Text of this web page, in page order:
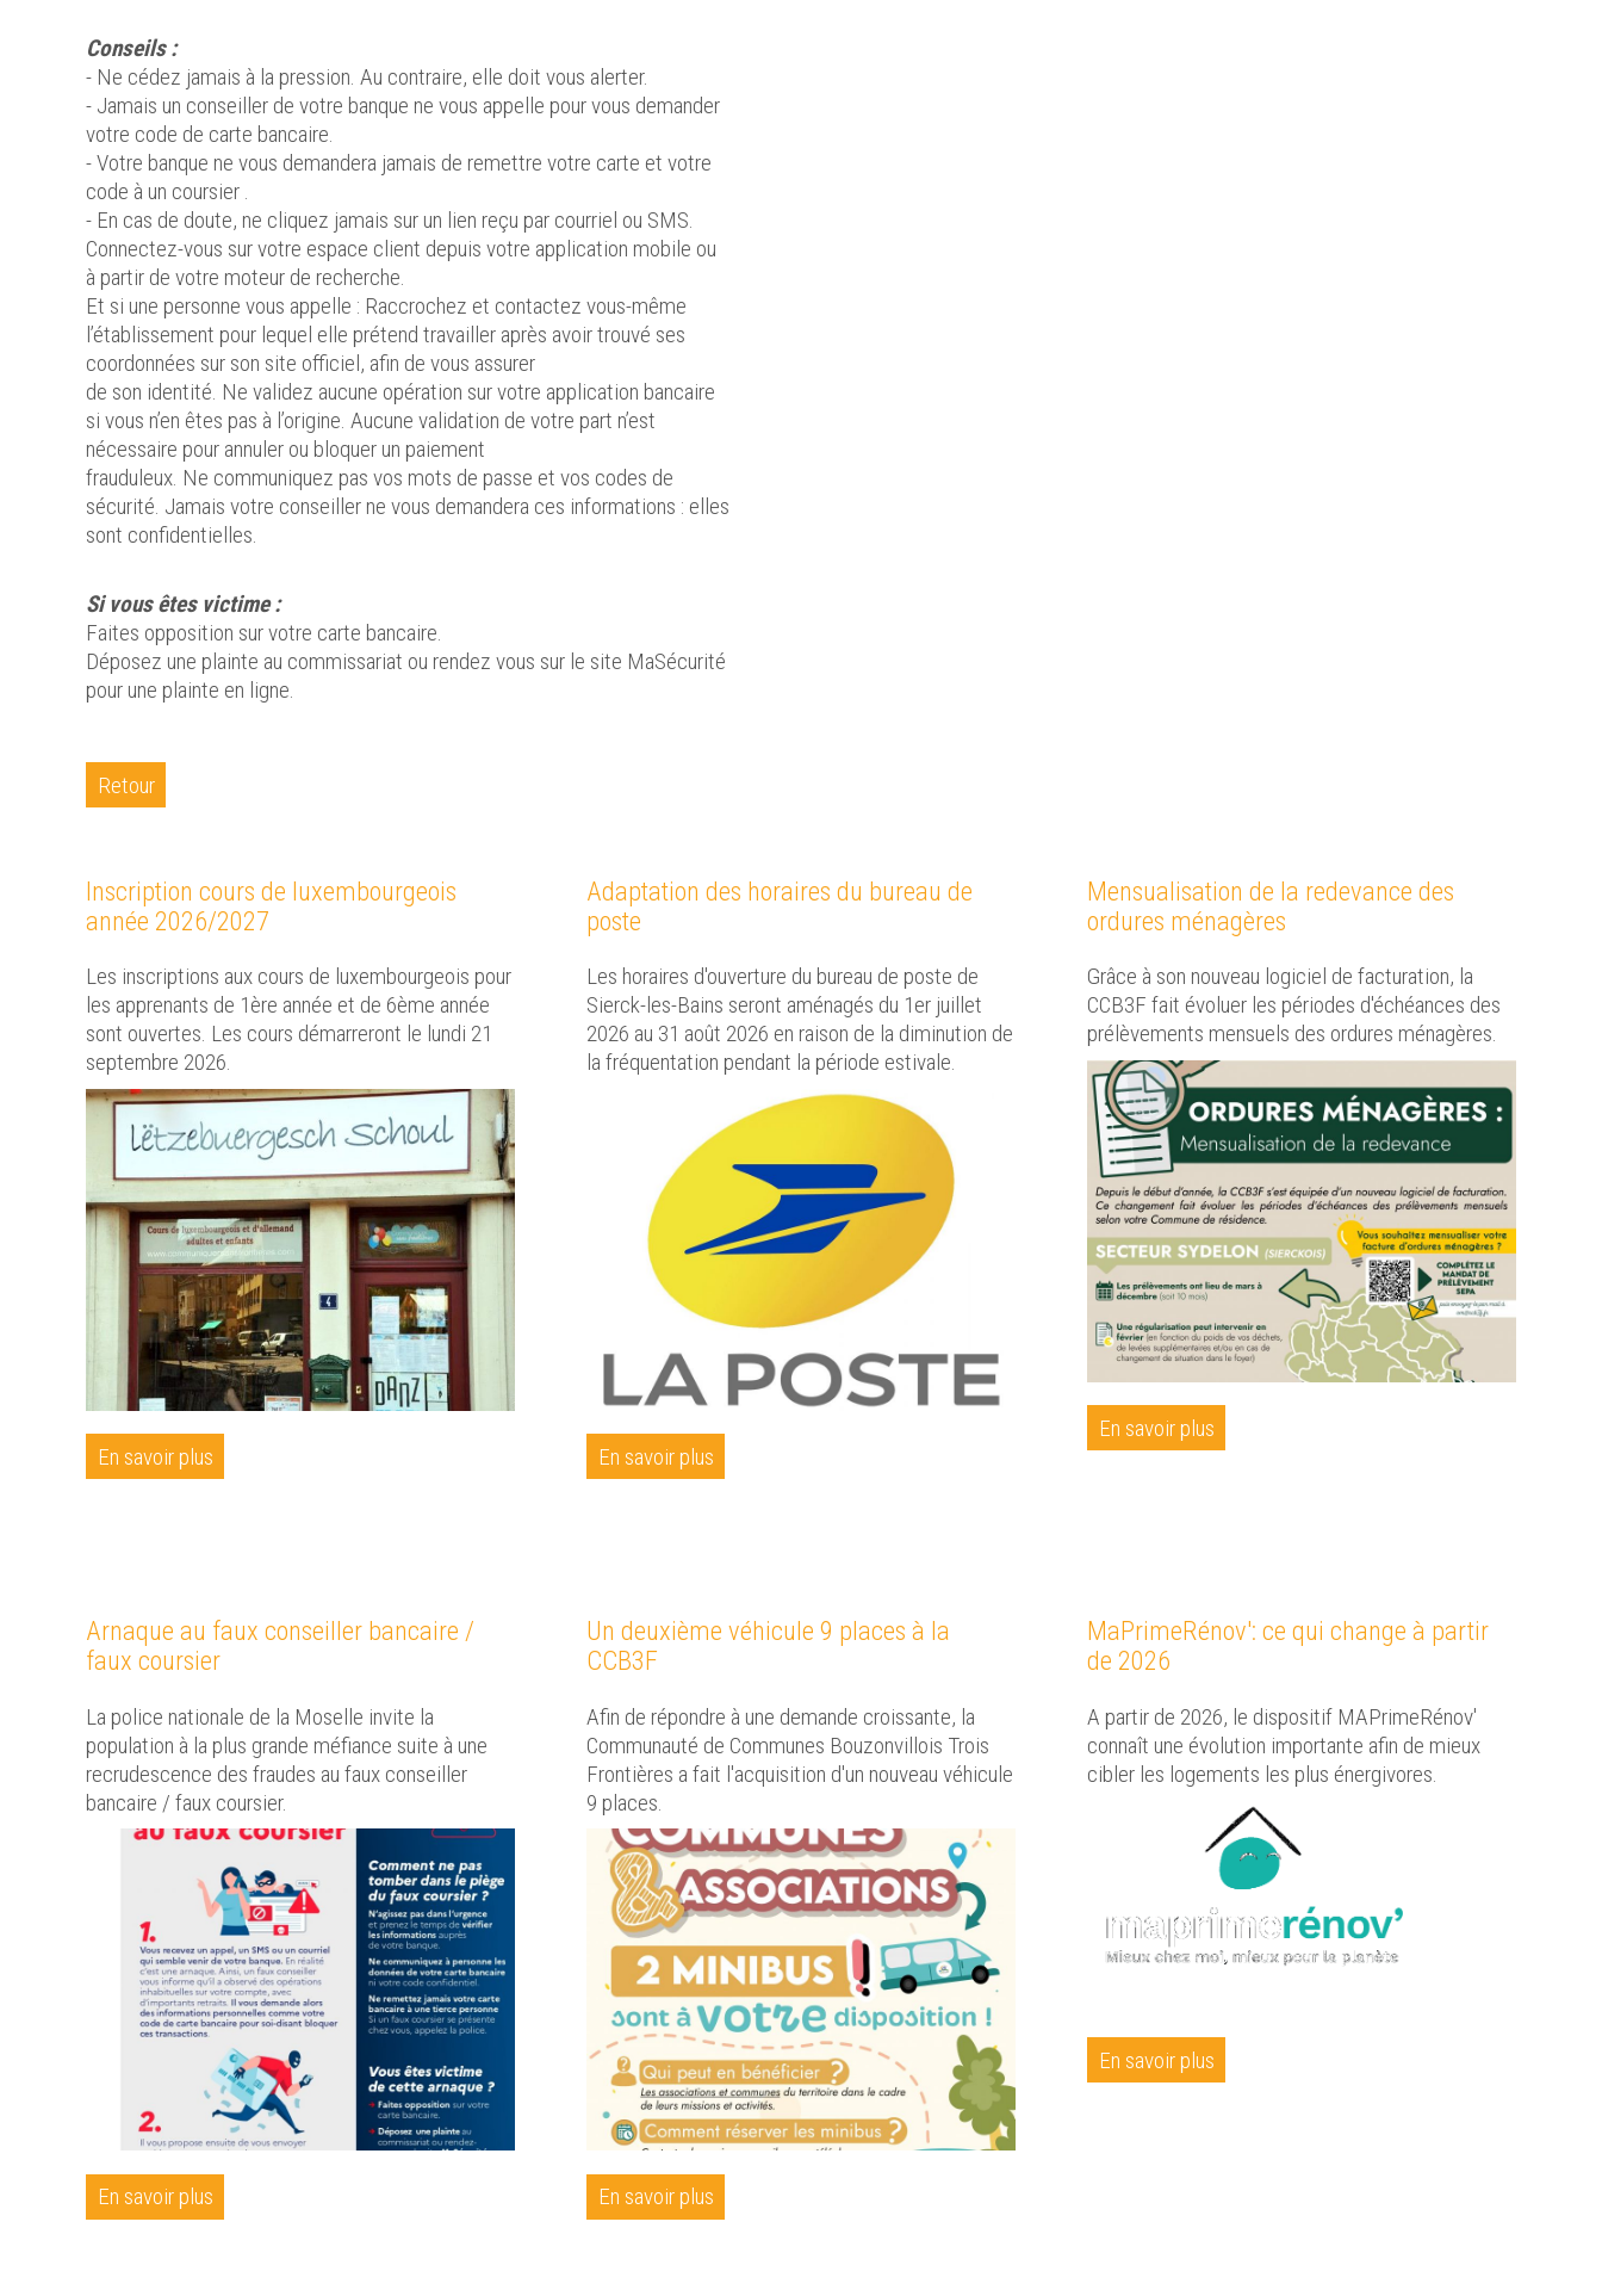
Conseils :
- Ne cédez jamais à la pression. Au contraire, elle doit vous alerter.
- Jamais un conseiller de votre banque ne vous appelle pour vous demander
votre code de carte bancaire.
- Votre banque ne vous demandera jamais de remettre votre carte et votre
code à un coursier .
- En cas de doute, ne cliquez jamais sur un lien reçu par courriel ou SMS.
Connectez-vous sur votre espace client depuis votre application mobile ou
à partir de votre moteur de recherche.
Et si une personne vous appelle : Raccrochez et contactez vous-même
l’établissement pour lequel elle prétend travailler après avoir trouvé ses
coordonnées sur son site officiel, afin de vous assurer
de son identité. Ne validez aucune opération sur votre application bancaire
si vous n’en êtes pas à l’origine. Aucune validation de votre part n’est
nécessaire pour annuler ou bloquer un paiement
frauduleux. Ne communiquez pas vos mots de passe et vos codes de
sécurité. Jamais votre conseiller ne vous demandera ces informations : elles
sont confidentielles.
Si vous êtes victime :
Faites opposition sur votre carte bancaire.
Déposez une plainte au commissariat ou rendez vous sur le site MaSécurité
pour une plainte en ligne.
Retour
Inscription cours de luxembourgeois
année 2026/2027
Les inscriptions aux cours de luxembourgeois pour
les apprenants de 1ère année et de 6ème année
sont ouvertes. Les cours démarreront le lundi 21
septembre 2026.
En savoir plus
Adaptation des horaires du bureau de
poste
Les horaires d'ouverture du bureau de poste de
Sierck-les-Bains seront aménagés du 1er juillet
2026 au 31 août 2026 en raison de la diminution de
la fréquentation pendant la période estivale.
En savoir plus
Mensualisation de la redevance des
ordures ménagères
Grâce à son nouveau logiciel de facturation, la
CCB3F fait évoluer les périodes d'échéances des
prélèvements mensuels des ordures ménagères.
En savoir plus
Arnaque au faux conseiller bancaire /
faux coursier
La police nationale de la Moselle invite la
population à la plus grande méfiance suite à une
recrudescence des fraudes au faux conseiller
bancaire / faux coursier.
En savoir plus
Un deuxième véhicule 9 places à la
CCB3F
Afin de répondre à une demande croissante, la
Communauté de Communes Bouzonvillois Trois
Frontières a fait l'acquisition d'un nouveau véhicule
9 places.
En savoir plus
MaPrimeRénov': ce qui change à partir
de 2026
A partir de 2026, le dispositif MAPrimeRénov'
connaît une évolution importante afin de mieux
cibler les logements les plus énergivores.
En savoir plus